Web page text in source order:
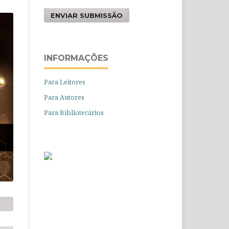
ENVIAR SUBMISSÃO
INFORMAÇÕES
Para Leitores
Para Autores
Para Bibliotecários